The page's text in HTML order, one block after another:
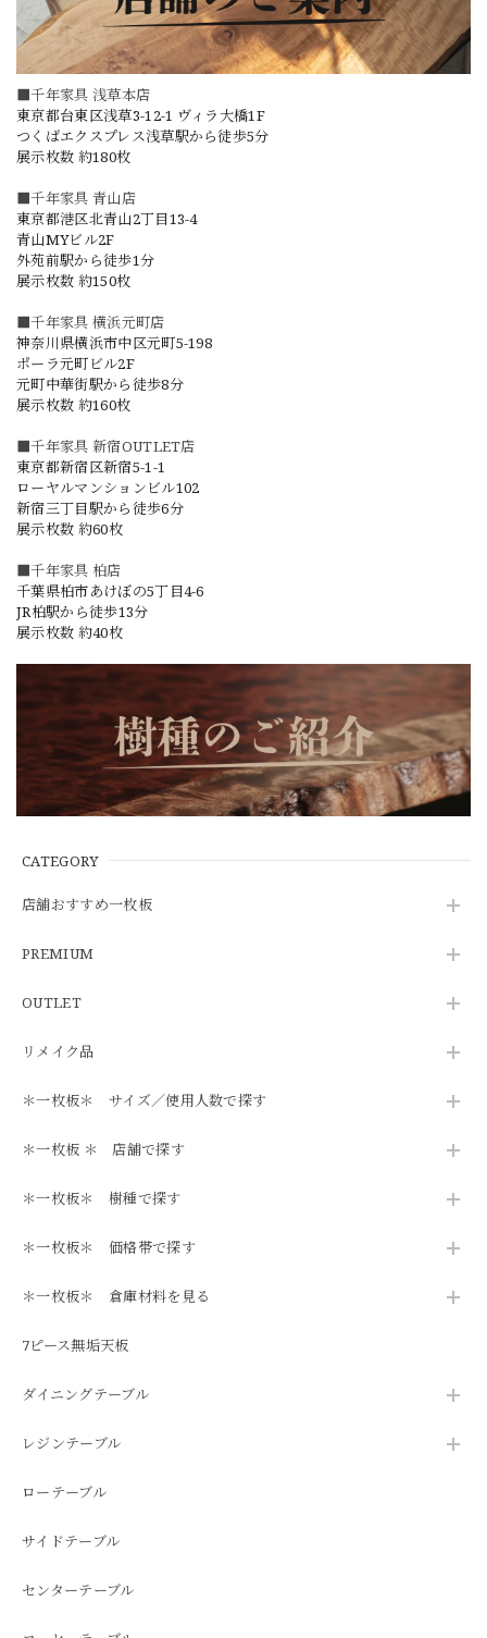
■千年家具 浅草本店
東京都台東区浅草3-12-1 ヴィラ大橋1F
つくばエクスプレス浅草駅から徒歩5分
展示枚数 約180枚
■千年家具 青山店
東京都港区北青山2丁目13-4
青山MYビル2F
外苑前駅から徒歩1分
展示枚数 約150枚
■千年家具 横浜元町店
神奈川県横浜市中区元町5-198
ポーラ元町ビル2F
元町中華街駅から徒歩8分
展示枚数 約160枚
■千年家具 新宿OUTLET店
東京都新宿区新宿5-1-1
ローヤルマンションビル102
新宿三丁目駅から徒歩6分
展示枚数 約60枚
■千年家具 柏店
千葉県柏市あけぼの5丁目4-6
JR柏駅から徒歩13分
展示枚数 約40枚
CATEGORY
店舗おすすめ一枚板
PREMIUM
OUTLET
リメイク品
＊一枚板＊ サイズ／使用人数で探す
＊一枚板 ＊ 店舗で探す
＊一枚板＊ 樹種で探す
＊一枚板＊ 価格帯で探す
＊一枚板＊ 倉庫材料を見る
7ピース無垢天板
ダイニングテーブル
レジンテーブル
ローテーブル
サイドテーブル
センターテーブル